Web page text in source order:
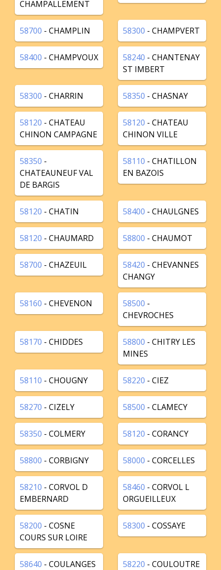
CHAMPALLEMENT
58700 - CHAMPLIN 58300 - CHAMPVERT
58400 - CHAMPVOUX 58240 - CHANTENAY
ST IMBERT
58300 - CHARRIN 58350 - CHASNAY
58120 - CHATEAU
CHINON CAMPAGNE
58120 - CHATEAU
CHINON VILLE
58350 -
CHATEAUNEUF VAL
DE BARGIS
58110 - CHATILLON
EN BAZOIS
58120 - CHATIN 58400 - CHAULGNES
58120 - CHAUMARD 58800 - CHAUMOT
58700 - CHAZEUIL 58420 - CHEVANNES
CHANGY
58160 - CHEVENON 58500 -
CHEVROCHES
58170 - CHIDDES 58800 - CHITRY LES
MINES
58110 - CHOUGNY 58220 - CIEZ
58270 - CIZELY 58500 - CLAMECY
58350 - COLMERY 58120 - CORANCY
58800 - CORBIGNY 58000 - CORCELLES
58210 - CORVOL D
EMBERNARD
58460 - CORVOL L
ORGUEILLEUX
58200 - COSNE
COURS SUR LOIRE
58300 - COSSAYE
58640 - COULANGES
58220 - COULOUTRE